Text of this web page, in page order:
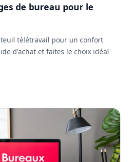
de bureau pour le
télétravail pour un confort